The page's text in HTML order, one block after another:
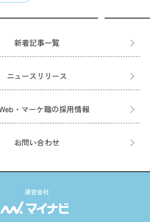
新着記事一覧
ニュースリリース
・マーケ職の採用情報
お問い合わせ
運営会社